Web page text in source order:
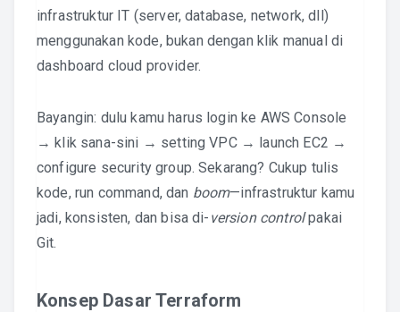
infrastruktur IT (server, database, network, dll)
menggunakan kode, bukan dengan klik manual di
dashboard cloud provider.
Bayangin: dulu kamu harus login ke AWS Console
→ klik sana-sini → setting VPC → launch EC2 →
configure security group. Sekarang? Cukup tulis
kode, run command, dan boom—infrastruktur kamu
jadi, konsisten, dan bisa di- version controlpakai
Git.
Konsep Dasar Terraform